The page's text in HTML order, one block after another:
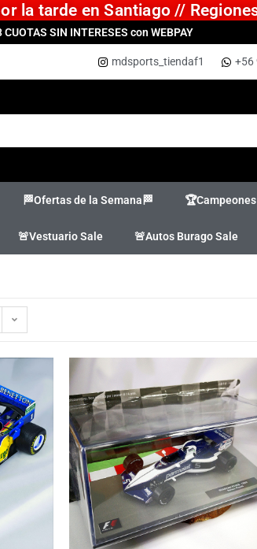
la tarde en Santiago //
CUOTAS SIN INTERESES con WEBPAY
mdsports_tiendaf1 +56
🏁Ofertas de la Semana🏁
🚨Vestuario Sale 🚨Autos Burago Sale